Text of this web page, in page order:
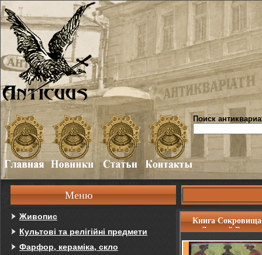
Поиск
Меню
Живопис
Культові та релігійні предмети
Фарфор, кераміка, скло
Книга Сокровища
Древней Руси